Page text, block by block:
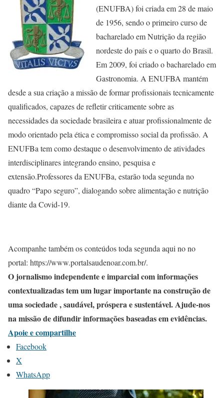
(ENUFBA) foi criada em 28 de maio
de 1956, sendo o primeiro curso de
bacharelado em Nutrição da região
nordeste do país e o quarto do Brasil.
Em 2009, foi criado o bacharelado em
Gastronomia. A ENUFBA mantém
desde a sua criação a missão de formar profissionais tecnicamente
qualificados, capazes de refletir criticamente sobre as
necessidades da sociedade brasileira e atuar profissionalmente de
modo orientado pela ética e compromisso social da profissão. A
ENUFBa tem como destaque o desenvolvimento de atividades
interdisciplinares integrando ensino, pesquisa e
extensão.Professores da ENUFBa, estarão toda segunda no
quadro “Papo seguro”, dialogando sobre alimentação e nutrição
diante da Covid-19.
Acompanhe também os conteúdos toda segunda aqui no no
portal: https://www.portalsaudenoar.com.br/.
O jornalismo independente e imparcial com informações
contextualizadas tem um lugar importante na construção de
uma sociedade , saudável, próspera e sustentável. Ajude-nos
na missão de difundir informações baseadas em evidências.
Apoie e compartilhe
Facebook
X
WhatsApp